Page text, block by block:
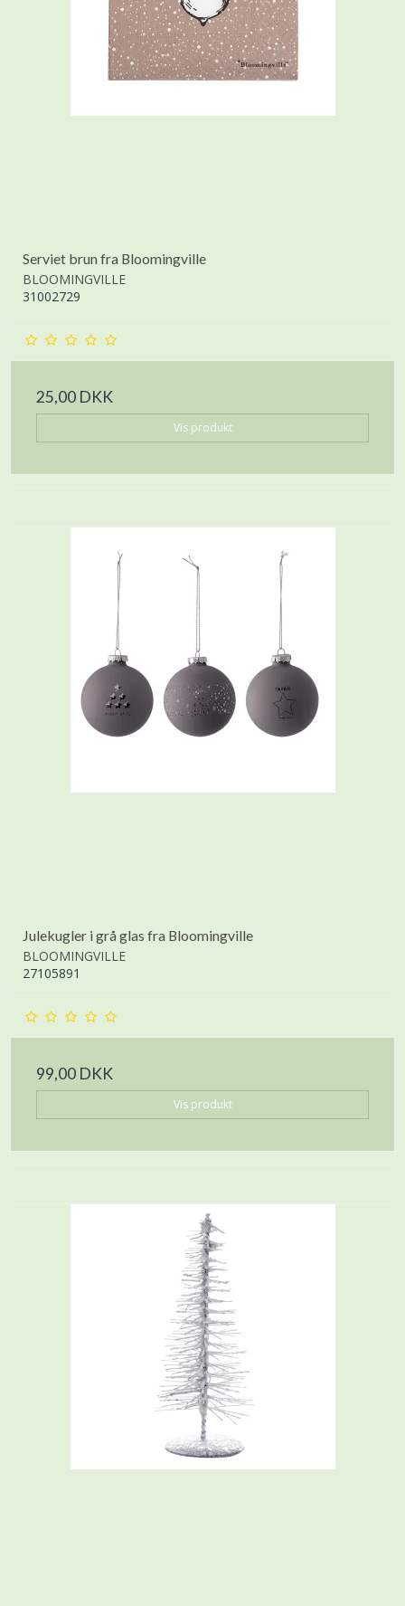
Serviet brun fra Bloomingville
BLOOMINGVILLE
31002729
25,00 DKK
Vis produkt
Julekugler i grå glas fra Bloomingville
BLOOMINGVILLE
27105891
99,00 DKK
Vis produkt